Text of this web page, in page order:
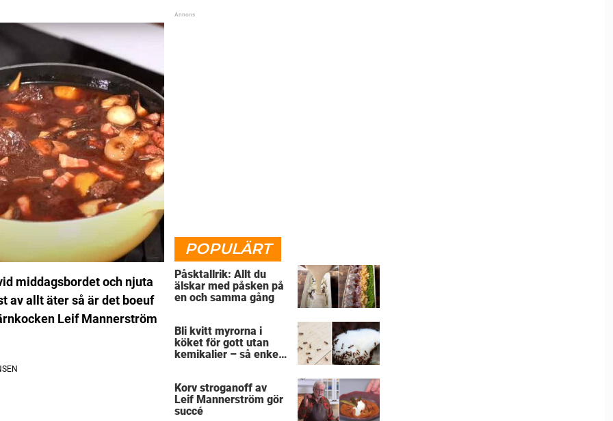
middagsbordet och njuta
av allt äter så är det boeuf
Leif Mannerström
POPULÄRT
Påsktallrik: Allt du
älskar med påsken på
en och samma gång
Bli kvitt myrorna i
köket för gott utan
kemikalier – så enkelt
Korv stroganoff av
Leif Mannerström gör
succé